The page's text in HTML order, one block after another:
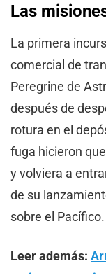
Las
La primera
comercial de
Peregrine de
después de
rotura en el
fuga hicieron
y volviera a
de su
sobre el Pacífico.
Leer además: